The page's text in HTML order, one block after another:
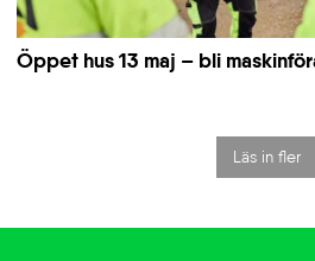
Öppet hus 13 maj – bli
Läs in fler